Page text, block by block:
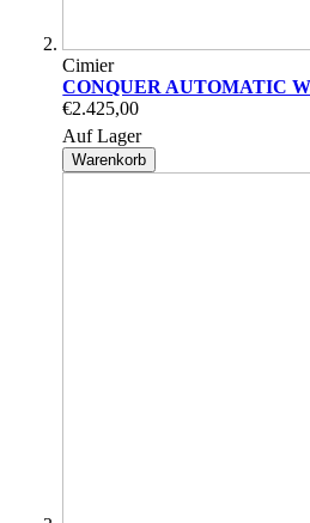
Cimier
CONQUER AUTOMATIC
€2.425,00
Auf Lager
Warenkorb